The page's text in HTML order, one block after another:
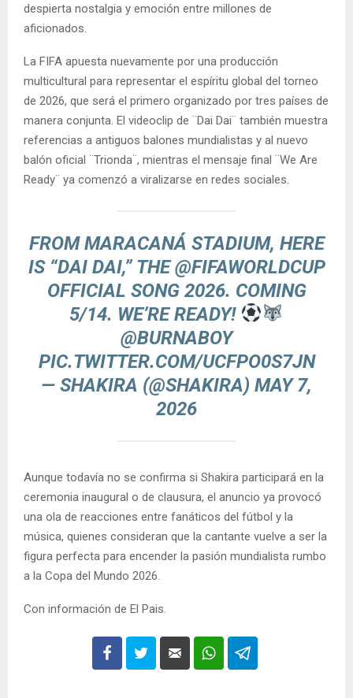
despierta nostalgia y emoción entre millones de
aficionados.
La FIFA apuesta nuevamente por una producción
multicultural para representar el espíritu global del torneo
de 2026, que será el primero organizado por tres países de
manera conjunta. El videoclip de ¨Dai Dai¨ también muestra
referencias a antiguos balones mundialistas y al nuevo
balón oficial ¨Trionda¨, mientras el mensaje final ¨We Are
Ready¨ ya comenzó a viralizarse en redes sociales.
FROM MARACANÁ STADIUM, HERE
IS “DAI DAI,” THE@FIFAWORLDCUP
OFFICIAL SONG 2026. COMING
5/14. WE’RE READY!
@BURNABOY
PIC.TWITTER.COM/UCFPO0S7JN
— SHAKIRA (@SHAKIRA) MAY 7,
2026
Aunque todavía no se confirma si Shakira participará en la
ceremonia inaugural o de clausura, el anuncio ya provocó
una ola de reacciones entre fanáticos del fútbol y la
música, quienes consideran que la cantante vuelve a ser la
figura perfecta para encender la pasión mundialista rumbo
a la Copa del Mundo 2026.
Con información de El Pais.